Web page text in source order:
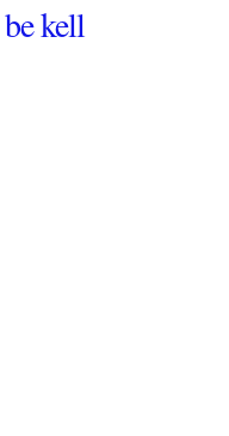
be kell